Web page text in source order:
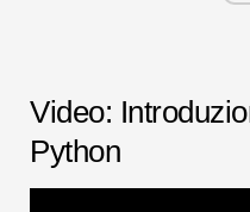
Tabella pivot
Swift
Video:
Python